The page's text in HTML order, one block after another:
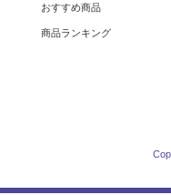
おすすめ商品
商品ランキング